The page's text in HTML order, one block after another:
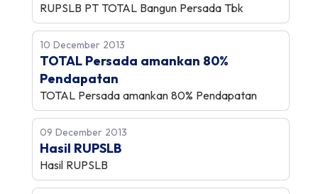
RUPSLB PT TOTAL Bangun Persada Tbk
10 December 2013
TOTAL Persada amankan 80%
Pendapatan
TOTAL Persada amankan 80% Pendapatan
09 December 2013
Hasil RUPSLB
Hasil RUPSLB